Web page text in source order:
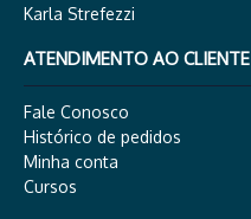
Karla Strefezzi
ATENDIMENTO AO CLIENTE
Fale Conosco
Histórico de pedidos
Minha conta
Cursos